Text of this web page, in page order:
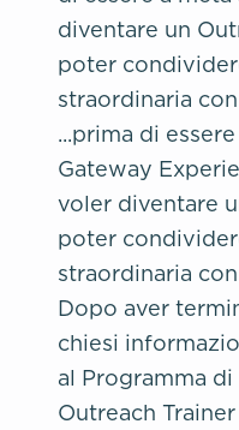
diventare un
poter
straordinaria
...prima di
Gateway
voler diventare
poter
straordinaria
Dopo aver
chiesi
al Programma
Outreach